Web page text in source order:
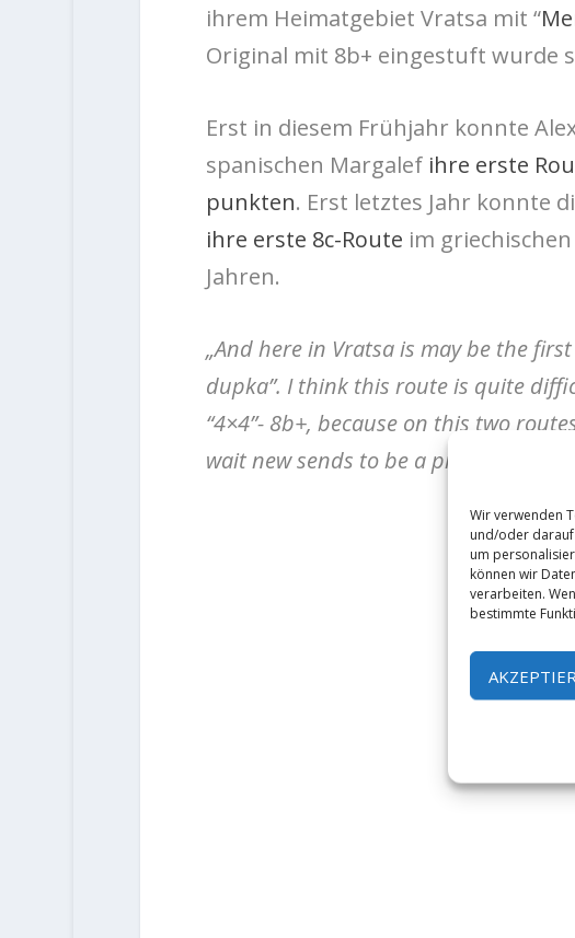
Wir verwenden
und/oder darauf
um
können wir
verarbeiten.
bestimmte
ihrem Heimatgebiet Vratsa mit “
Original mit 8b+ eingestuft wurde
Erst in diesem Frühjahr konnte
spanischen Margalef ihre erste
punkten. Erst letztes Jahr konnte
ihre erste 8c-Route im
Jahren.
„And here in Vratsa is may be the
dupka”. I think this route is quite
“4×4”- 8b+, because on this two
wait new sends to be a pretty sure.“